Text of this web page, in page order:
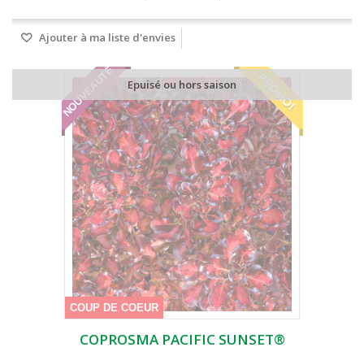
Ajouter à ma liste d'envies
Epuisé ou hors saison
COUP DE COEUR
NOUVEAUTÉ PROMO!
COPROSMA PACIFIC SUNSET®